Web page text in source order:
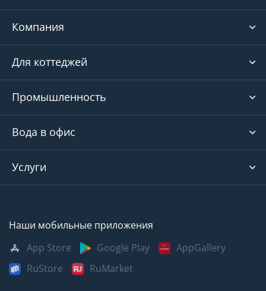
Компания
Для коттеджей
Промышленность
Вода в офис
Услуги
Наши мобильные приложения
App Store
Google Play
AppGallery
RuStore
RuMarket